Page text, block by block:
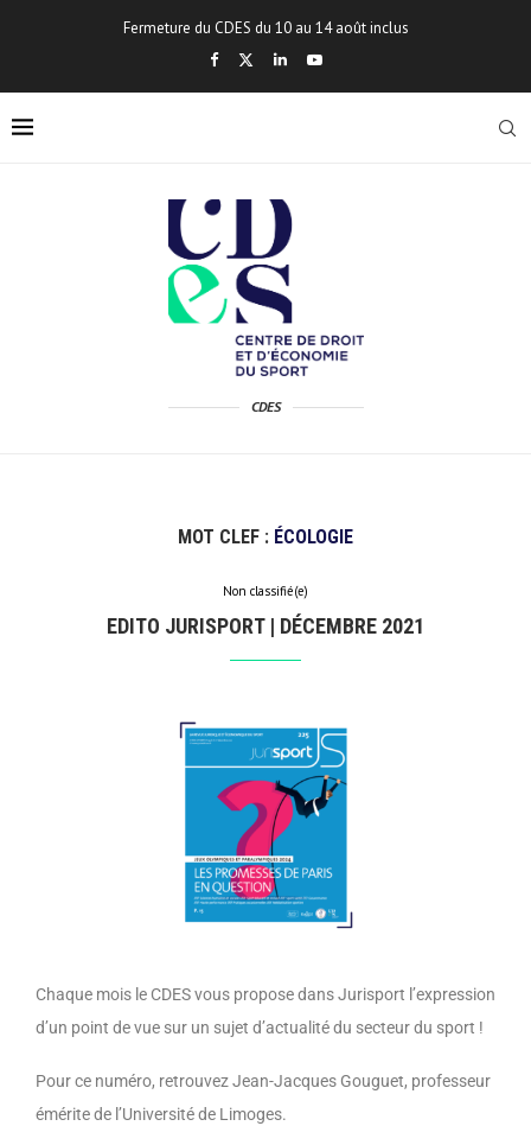
Fermeture du CDES du 10 au 14 août inclus
CDES
MOT CLEF : ÉCOLOGIE
Non classifié(e)
EDITO JURISPORT | DÉCEMBRE 2021
Chaque mois le CDES vous propose dans Jurisport l’expression
d’un point de vue sur un sujet d’actualité du secteur du sport !
Pour ce numéro, retrouvez Jean-Jacques Gouguet, professeur
émérite de l’Université de Limoges.